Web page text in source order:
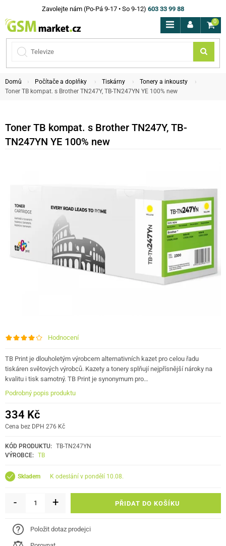
Zavolejte nám (Po-Pá 9-17 • So 9-12) 603 33 99 88
0
Domů Počítače a doplňky Tiskárny
Tonery a inkousty
Toner TB kompat. s Brother TN247Y, TB-TN247YN YE 100% new
Toner TB kompat. s Brother TN247Y, TB-
TN247YN YE 100% new
Hodnocení
TB Print je dlouholetým výrobcem alternativních kazet pro celou řadu
tiskáren světových výrobců. Kazety a tonery splňují nejpřísnější nároky na
kvalitu i tisk samotný. TB Print je synonymum pro…
Podrobný popis produktu
334 Kč
Cena bez DPH 276 Kč
KÓD PRODUKTU: TB-TN247YN
VÝROBCE: TB
Skladem k odeslání v pondělí 10.08.
- + PŘIDAT DO KOŠÍKU
Položit dotaz prodejci